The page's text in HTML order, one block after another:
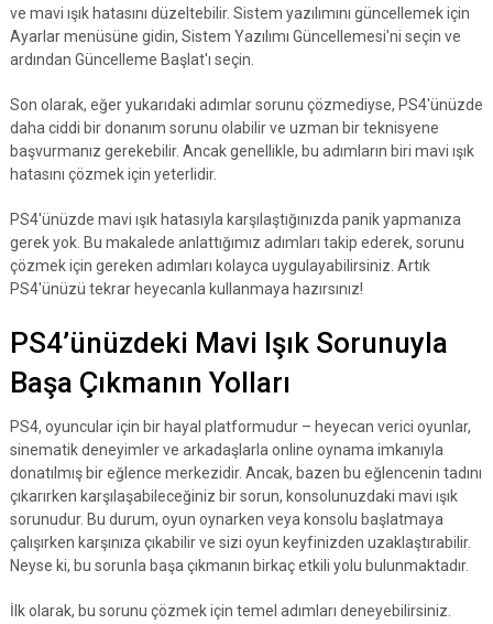
ve mavi ışık hatasını düzeltebilir. Sistem yazılımını güncellemek için
Ayarlar menüsüne gidin, Sistem Yazılımı Güncellemesi'ni seçin ve
ardından Güncelleme Başlat'ı seçin.
Son olarak, eğer yukarıdaki adımlar sorunu çözmediyse, PS4'ünüzde
daha ciddi bir donanım sorunu olabilir ve uzman bir teknisyene
başvurmanız gerekebilir. Ancak genellikle, bu adımların biri mavi ışık
hatasını çözmek için yeterlidir.
PS4'ünüzde mavi ışık hatasıyla karşılaştığınızda panik yapmanıza
gerek yok. Bu makalede anlattığımız adımları takip ederek, sorunu
çözmek için gereken adımları kolayca uygulayabilirsiniz. Artık
PS4'ünüzü tekrar heyecanla kullanmaya hazırsınız!
PS4’ünüzdeki Mavi Işık Sorunuyla
Başa Çıkmanın Yolları
PS4, oyuncular için bir hayal platformudur – heyecan verici oyunlar,
sinematik deneyimler ve arkadaşlarla online oynama imkanıyla
donatılmış bir eğlence merkezidir. Ancak, bazen bu eğlencenin tadını
çıkarırken karşılaşabileceğiniz bir sorun, konsolunuzdaki mavi ışık
sorunudur. Bu durum, oyun oynarken veya konsolu başlatmaya
çalışırken karşınıza çıkabilir ve sizi oyun keyfinizden uzaklaştırabilir.
Neyse ki, bu sorunla başa çıkmanın birkaç etkili yolu bulunmaktadır.
İlk olarak, bu sorunu çözmek için temel adımları deneyebilirsiniz.